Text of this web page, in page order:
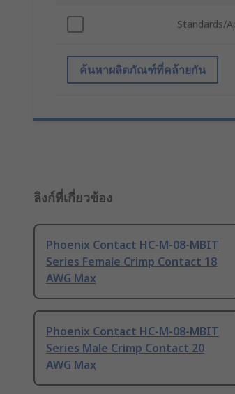
Standards/
ค้นหาผลิตภัณฑ์ที่คล้ายกัน
ลิงก์ที่เกี่ยวข้อง
Phoenix Contact HC-M-08-MBIT
Series Female Crimp Contact 18
AWG Max
Phoenix Contact HC-M-08-MBIT
Series Male Crimp Contact 20
AWG Max